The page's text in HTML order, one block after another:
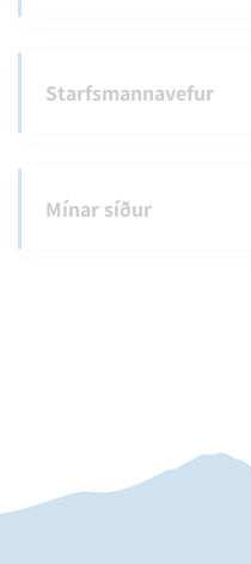
Starfsmannavefur
Mínar síður